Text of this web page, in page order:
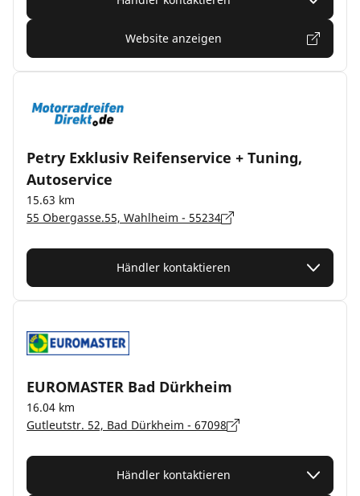
Website anzeigen
Petry Exklusiv Reifenservice + Tuning,
Autoservice
15.63 km
55 Obergasse.55, Wahlheim - 55234
Händler kontaktieren
EUROMASTER Bad Dürkheim
16.04 km
Gutleutstr. 52, Bad Dürkheim - 67098
Händler kontaktieren